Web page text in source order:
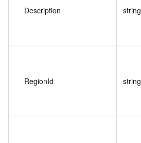
Description string
RegionId string